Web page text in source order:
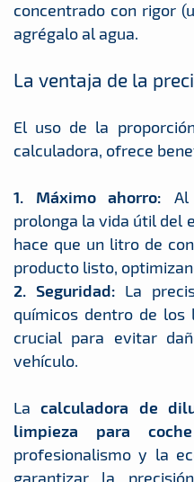
concentrado con rigor
agrégalo al agua.
La ventaja de la
El uso de la
calculadora, ofrece
1. Máximo ahorro: Al
prolonga la vida útil del
hace que un litro de
producto listo,
2. Seguridad: La
químicos dentro de
crucial para evitar
vehículo.
Lacalculadora de
limpieza para coche
profesionalismo y la
garantizar la